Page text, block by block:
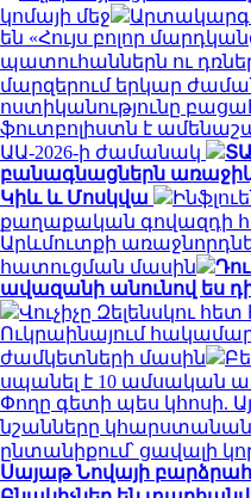
կոմայի մեջ
Արտակարգ
են «Հույս բոլոր
պատուհաններն ու
մարզերում երկար
ոստիկանությունը
ֆուտբոլիստն է
ԱԱ-2026-ի ժամանակ
բանագնացներն առաջիկա
Կիև և Մոսկվա
քաղաքական գովազդի
Արևմուտքի
հատուցման մասին
ավազանի անունով ես
Վուչիչը Զելենսկու
Ուկրաինայում
ժամկետների մասին
սպանել է 10 ամսական
Փողը գետի պես կհոսի.
նշանները կհարստանան
ընտանիքում՝ ցավալի
Սայաթ Նովայի